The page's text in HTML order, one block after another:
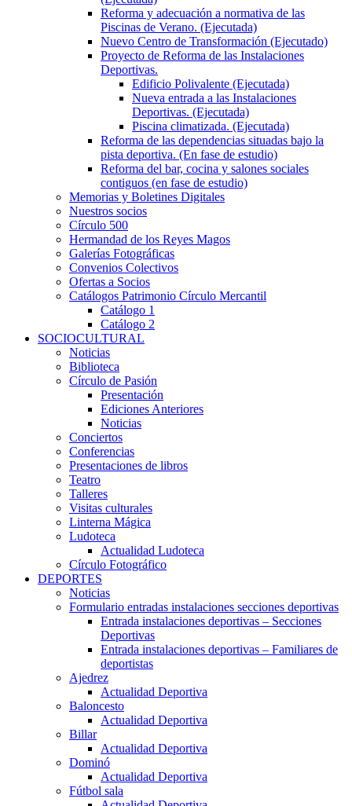
Reforma y adecuación a normativa de las
Piscinas de Verano. (Ejecutada)
Nuevo Centro de Transformación (Ejecutado)
Proyecto de Reforma de las Instalaciones
Deportivas.
Edificio Polivalente (Ejecutada)
Nueva entrada a las Instalaciones
Deportivas. (Ejecutada)
Piscina climatizada. (Ejecutada)
Reforma de las dependencias situadas bajo la
pista deportiva. (En fase de estudio)
Reforma del bar, cocina y salones sociales
contiguos (en fase de estudio)
Memorias y Boletines Digitales
Nuestros socios
Círculo 500
Hermandad de los Reyes Magos
Galerías Fotográficas
Convenios Colectivos
Ofertas a Socios
Catálogos Patrimonio Círculo Mercantil
Catálogo 1
Catálogo 2
SOCIOCULTURAL
Noticias
Biblioteca
Círculo de Pasión
Presentación
Ediciones Anteriores
Noticias
Conciertos
Conferencias
Presentaciones de libros
Teatro
Talleres
Visitas culturales
Linterna Mágica
Ludoteca
Actualidad Ludoteca
Círculo Fotográfico
DEPORTES
Noticias
Formulario entradas instalaciones secciones deportivas
Entrada instalaciones deportivas – Secciones
Deportivas
Entrada instalaciones deportivas – Familiares de
deportistas
Ajedrez
Actualidad Deportiva
Baloncesto
Actualidad Deportiva
Billar
Actualidad Deportiva
Dominó
Actualidad Deportiva
Fútbol sala